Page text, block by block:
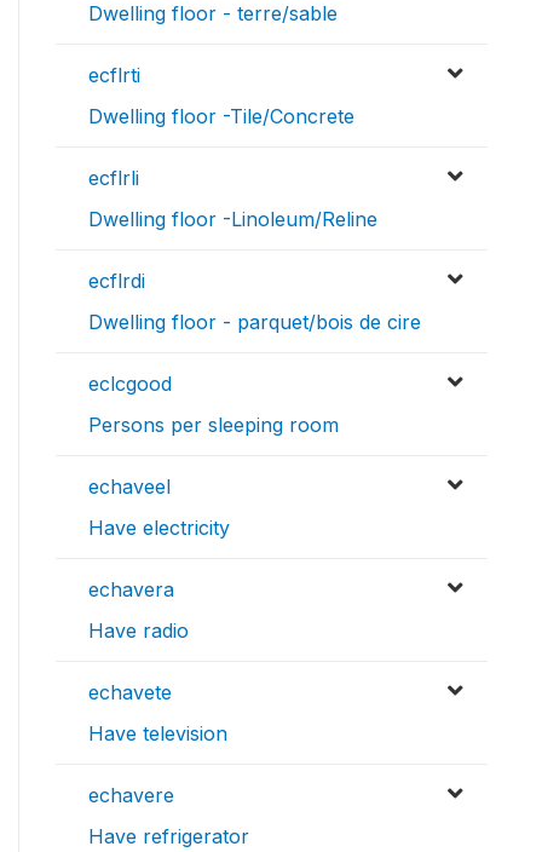
Dwelling floor - terre/sable
ecflrti
Dwelling floor -Tile/Concrete
ecflrli
Dwelling floor -Linoleum/Reline
ecflrdi
Dwelling floor - parquet/bois de cire
eclcgood
Persons per sleeping room
echaveel
Have electricity
echavera
Have radio
echavete
Have television
echavere
Have refrigerator